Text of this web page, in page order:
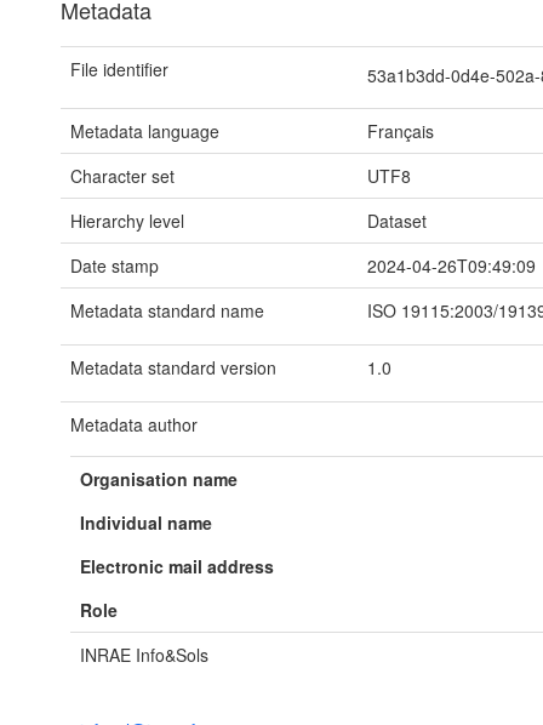
Metadata
File identifier 53a1b3dd-0d4e-
Metadata language
Français
Character set
UTF8
Hierarchy level
Dataset
Date stamp
2024-04-26T09:49:09
Metadata standard name
ISO 19115:2003/
Metadata standard version 1.0
Metadata author
Organisation name
Individual name
Electronic mail address
Role
INRAE Info&Sols